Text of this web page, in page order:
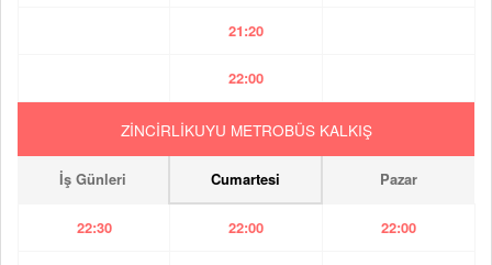
21:20
22:00
ZİNCİRLİKUYU METROBÜS KALKIŞ
İş Günleri Cumartesi Pazar
22:30 22:00 22:00